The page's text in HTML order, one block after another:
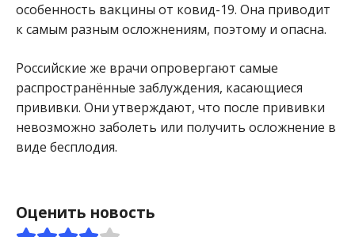
особенность вакцины от ковид-19. Она приводит
к самым разным осложнениям, поэтому и опасна.
Российские же врачи опровергают самые
распространённые заблуждения, касающиеся
прививки. Они утверждают, что после прививки
невозможно заболеть или получить осложнение в
виде бесплодия.
Оценить новость